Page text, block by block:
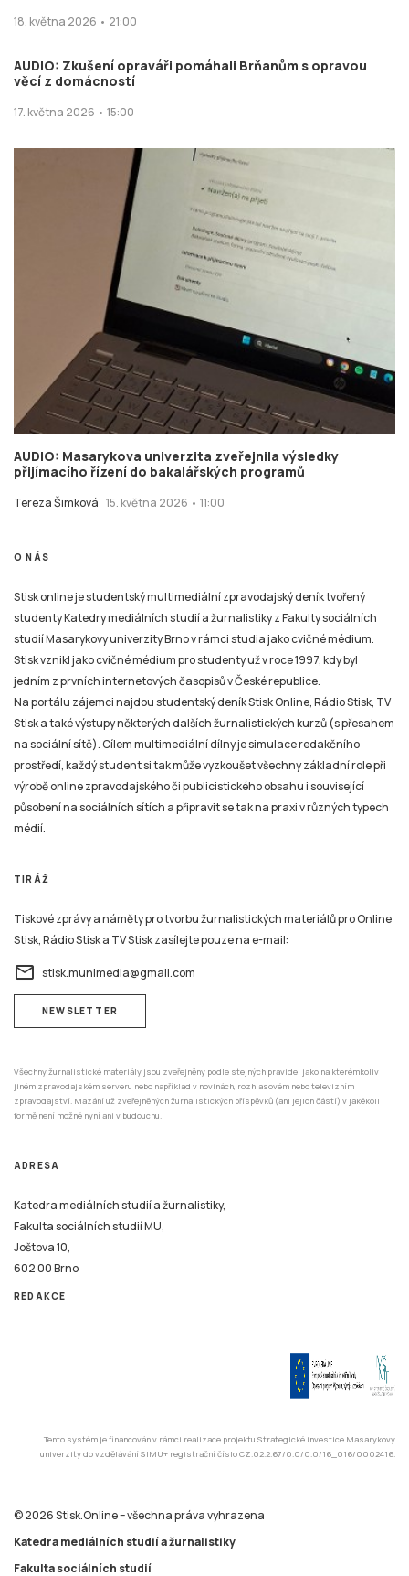
18. května 2026 • 21:00
AUDIO: Zkušení opraváři pomáhali Brňanům s opravou
věcí z domácností
17. května 2026 • 15:00
AUDIO: Masarykova univerzita zveřejnila výsledky
přijímacího řízení do bakalářských programů
Tereza Šimková 15. května 2026 • 11:00
O NÁS
Stisk online je studentský multimediální zpravodajský deník tvořený
studenty Katedry mediálních studií a žurnalistiky z Fakulty sociálních
studií Masarykovy univerzity Brno v rámci studia jako cvičné médium.
Stisk vznikl jako cvičné médium pro studenty už v roce 1997, kdy byl
jedním z prvních internetových časopisů v České republice.
Na portálu zájemci najdou studentský deník Stisk Online, Rádio Stisk, TV
Stisk a také výstupy některých dalších žurnalistických kurzů (s přesahem
na sociální sítě). Cílem multimediální dílny je simulace redakčního
prostředí, každý student si tak může vyzkoušet všechny základní role při
výrobě online zpravodajského či publicistického obsahu i související
působení na sociálních sítích a připravit se tak na praxi v různých typech
médií.
TIRÁŽ
Tiskové zprávy a náměty pro tvorbu žurnalistických materiálů pro Online
Stisk, Rádio Stisk a TV Stisk zasílejte pouze na e-mail:
email stisk.munimedia@gmail.com
NEWSLETTER
Všechny žurnalistické materiály jsou zveřejněny podle stejných pravidel jako na kterémkoliv
jiném zpravodajském serveru nebo například v novinách, rozhlasovém nebo televizním
zpravodajství. Mazání už zveřejněných žurnalistických příspěvků (ani jejich částí) v jakékoli
formě není možné nyní ani v budoucnu.
ADRESA
Katedra mediálních studií a žurnalistiky,
Fakulta sociálních studií MU,
Joštova 10,
602 00 Brno
REDAKCE
Tento systém je financován v rámci realizace projektu Strategické investice Masarykovy
univerzity do vzdělávání SIMU+ registrační číslo CZ.02.2.67/0.0/0.0/16_016/0002416.
© 2026 Stisk.Online – všechna práva vyhrazena
Katedra mediálních studií a žurnalistiky
Fakulta sociálních studií